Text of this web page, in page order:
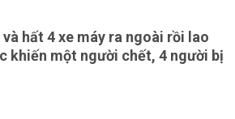
hất 4 xe máy ra ngoài rồi lao
khiến một người chết, 4 người bị